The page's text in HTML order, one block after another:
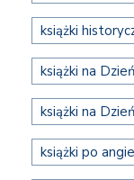
książki
książki na
książki na
książki po